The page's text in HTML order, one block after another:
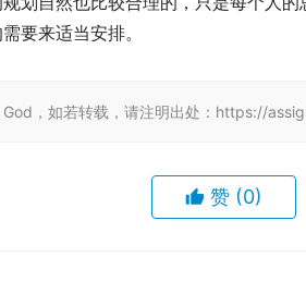
要来适当安排。
God，如若转载，请注明出处：https://
赞 (0)